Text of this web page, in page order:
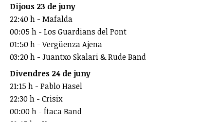
Dijous 23 de juny
22:40 h - Mafalda
00:05 h - Los Guardians del Pont
01:50 h - Vergüenza Ajena
03:20 h - Juantxo Skalari & Rude Band
Divendres 24 de juny
21:15 h - Pablo Hasel
22:30 h - Crisix
00:00 h - Ítaca Band